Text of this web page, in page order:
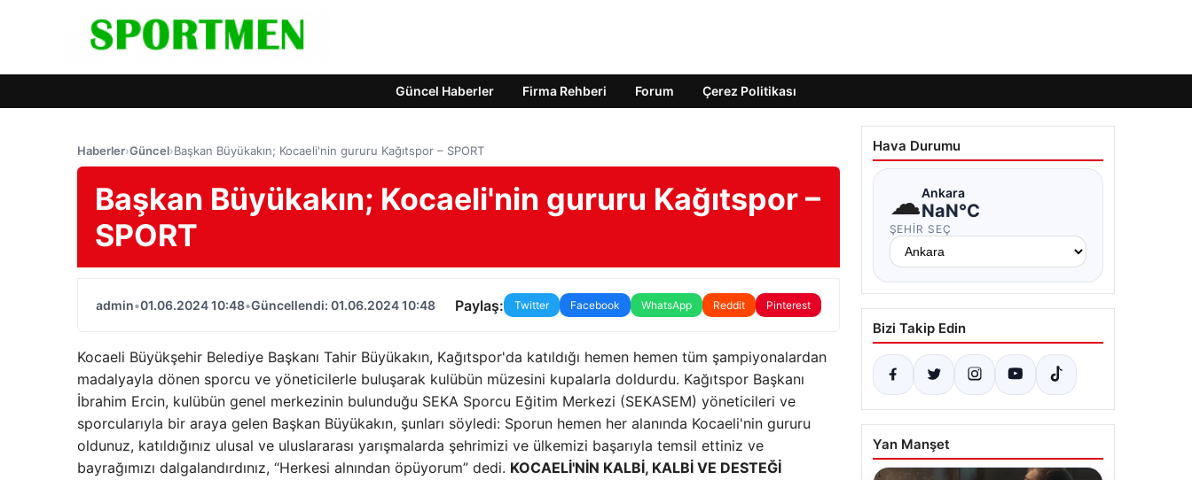
Güncel Haberler Firma Rehberi Forum Çerez Politikası
Haberler›Güncel›Başkan Büyükakın; Kocaeli'nin gururu Kağıtspor – SPORT
Başkan Büyükakın; Kocaeli'nin gururu Kağıtspor –
SPORT
admin•01.06.2024 10:48•Güncellendi: 01.06.2024 10:48 Paylaş: Twitter Facebook WhatsApp Reddit Pinterest
Kocaeli Büyükşehir Belediye Başkanı Tahir Büyükakın, Kağıtspor'da katıldığı hemen hemen tüm şampiyonalardan
madalyayla dönen sporcu ve yöneticilerle buluşarak kulübün müzesini kupalarla doldurdu. Kağıtspor Başkanı
İbrahim Ercin, kulübün genel merkezinin bulunduğu SEKA Sporcu Eğitim Merkezi (SEKASEM) yöneticileri ve
sporcularıyla bir araya gelen Başkan Büyükakın, şunları söyledi: Sporun hemen her alanında Kocaeli'nin gururu
oldunuz, katıldığınız ulusal ve uluslararası yarışmalarda şehrimizi ve ülkemizi başarıyla temsil ettiniz ve
bayrağımızı dalgalandırdınız, “Herkesi alnından öpüyorum” dedi. KOCAELİ'NİN KALBİ, KALBİ VE DESTEĞİ
Hava Durumu
☁Ankara
NaN°C
ŞEHIR SEÇ
Bizi Takip Edin
Yan Manşet